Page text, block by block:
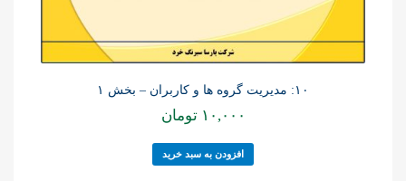
۱۰: مدیریت گروه ها و کاربران – بخش ۱
۱۰,۰۰۰ تومان
افزودن به سبد خرید